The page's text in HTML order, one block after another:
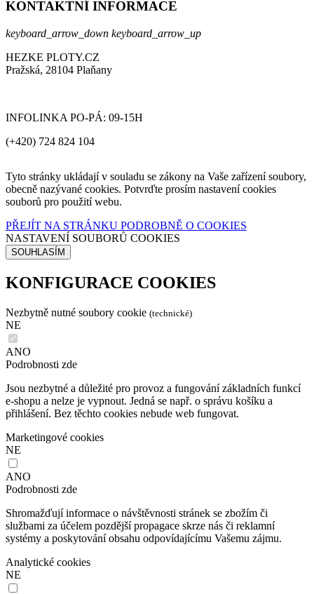
KONTAKTNÍ INFORMACE
keyboard_arrow_down keyboard_arrow_up
HEZKE PLOTY.CZ
Pražská, 28104 Plaňany
INFOLINKA PO-PÁ: 09-15H
(+420) 724 824 104
Tyto stránky ukládají v souladu se zákony na Vaše zařízení soubory,
obecně nazývané cookies. Potvrďte prosím nastavení cookies
souborů pro použití webu.
PŘEJÍT NA STRÁNKU PODROBNĚ O COOKIES
NASTAVENÍ SOUBORŮ COOKIES
SOUHLASÍM
KONFIGURACE COOKIES
Nezbytně nutné soubory cookie (technické)
NE
ANO
Podrobnosti zde
Jsou nezbytné a důležité pro provoz a fungování základních funkcí
e-shopu a nelze je vypnout. Jedná se např. o správu košíku a
přihlášení. Bez těchto cookies nebude web fungovat.
Marketingové cookies
NE
ANO
Podrobnosti zde
Shromažďují informace o návštěvnosti stránek se zbožím či
službami za účelem pozdější propagace skrze nás či reklamní
systémy a poskytování obsahu odpovídajícímu Vašemu zájmu.
Analytické cookies
NE